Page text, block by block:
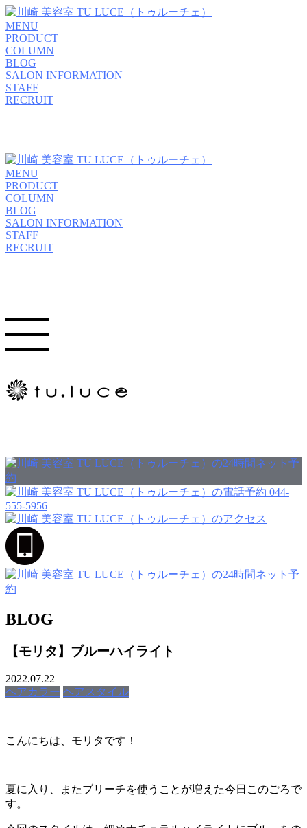
MENU
PRODUCT
COLUMN
BLOG
SALON INFORMATION
STAFF
RECRUIT
MENU
PRODUCT
COLUMN
BLOG
SALON INFORMATION
STAFF
RECRUIT
044-
555-5956
BLOG
【モリタ】ブルーハイライト
2022.07.22
ヘアカラー ヘアスタイル
こんにちは、モリタです！
夏に入り、またブリーチを使うことが増えた今日このごろで
す。